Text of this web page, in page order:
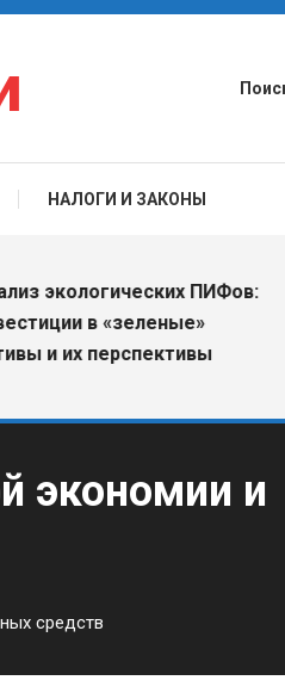
НАЛОГИ И ЗАКОНЫ
ПИФов:
в «зеленые»
их перспективы
экономии и
средств